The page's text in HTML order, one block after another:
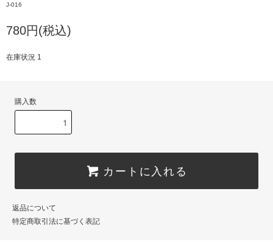
J-016
780円(税込)
在庫状況 1
購入数
カートに入れる
返品について
特定商取引法に基づく表記